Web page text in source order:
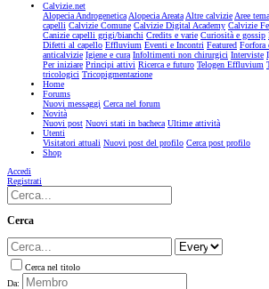
Calvizie.net
Alopecia AndrogeneticaAlopecia AreataAltre calvizieAree
capelli Calvizie Comune Calvizie Digital Academy Calvizie
Canizie capelli grigi/bianchi Credits e varie Curiosità e gossip
Difetti al capello Effluvium Eventi e Incontri Featured Forfora
anticalvizie Igiene e cura Infoltimenti non chirurgici Interviste
Per iniziare Principi attivi Ricerca e futuro Telogen Effluvium
tricologici Tricopigmentazione
Home
Forums
Nuovi messaggi Cerca nel forum
Novità
Nuovi post Nuovi stati in bacheca Ultime attività
Utenti
Visitatori attuali Nuovi post del profilo Cerca post profilo
Shop
Accedi
Registrati
Cerca
Cerca nel titolo
Da: